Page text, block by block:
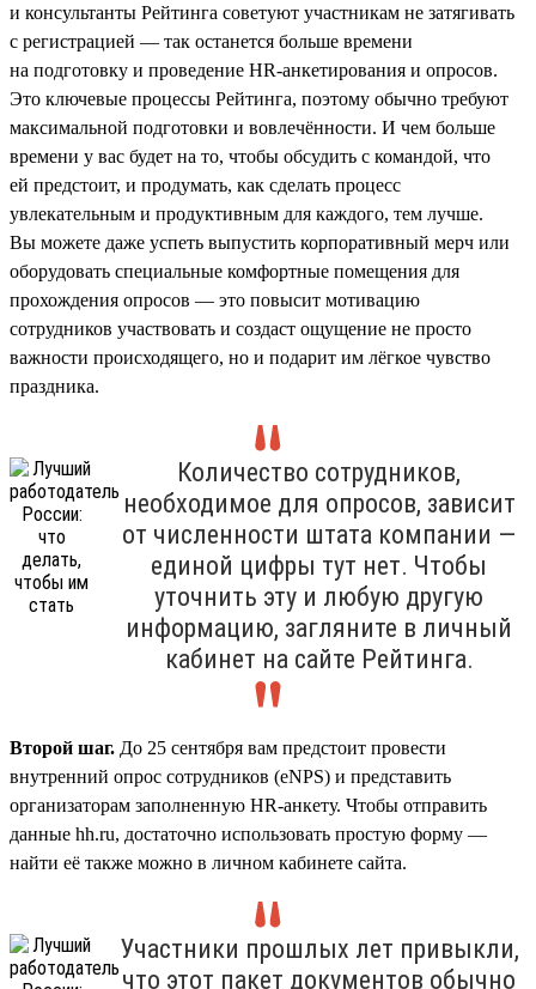
и консультанты Рейтинга советуют участникам не затягивать
с регистрацией — так останется больше времени
на подготовку и проведение HR-анкетирования и опросов.
Это ключевые процессы Рейтинга, поэтому обычно требуют
максимальной подготовки и вовлечённости. И чем больше
времени у вас будет на то, чтобы обсудить с командой, что
ей предстоит, и продумать, как сделать процесс
увлекательным и продуктивным для каждого, тем лучше.
Вы можете даже успеть выпустить корпоративный мерч или
оборудовать специальные комфортные помещения для
прохождения опросов — это повысит мотивацию
сотрудников участвовать и создаст ощущение не просто
важности происходящего, но и подарит им лёгкое чувство
праздника.
Количество сотрудников,
необходимое для опросов, зависит
от численности штата компании —
единой цифры тут нет. Чтобы
уточнить эту и любую другую
информацию, загляните в личный
кабинет на сайте Рейтинга.
Второй шаг. До 25 сентября вам предстоит провести
внутренний опрос сотрудников (eNPS) и представить
организаторам заполненную HR-анкету. Чтобы отправить
данные hh.ru, достаточно использовать простую форму —
найти её также можно в личном кабинете сайта.
Участники прошлых лет привыкли,
что этот пакет документов обычно